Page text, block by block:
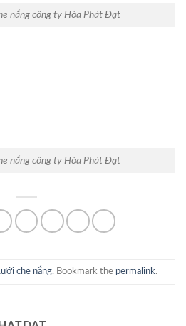
nắng công ty Hòa Phát Đạt
nắng công ty Hòa Phát Đạt
Lưới che nắng. Bookmark the permalink.